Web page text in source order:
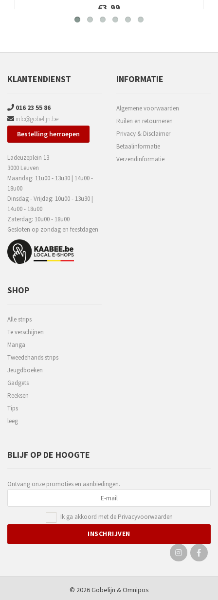
€3,99
KLANTENDIENST
016 23 55 86
info@gobelijn.be
Bestelling herroepen
Ladeuzeplein 13
3000 Leuven
Maandag: 11u00 - 13u30 | 14u00 -
18u00
Dinsdag - Vrijdag: 10u00 - 13u30 |
14u00 - 18u00
Zaterdag: 10u00 - 18u00
Gesloten op zondag en feestdagen
INFORMATIE
Algemene voorwaarden
Ruilen en retourneren
Privacy & Disclaimer
Betaalinformatie
Verzendinformatie
SHOP
Alle strips
Te verschijnen
Manga
Tweedehands strips
Jeugdboeken
Gadgets
Reeksen
Tips
leeg
BLIJF OP DE HOOGTE
Ontvang onze promoties en aanbiedingen.
Ik ga akkoord met de Privacyvoorwaarden
© 2026 Gobelijn &Omnipos